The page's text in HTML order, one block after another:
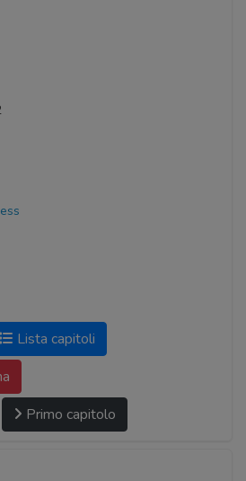
Lista capitoli
Primo capitolo